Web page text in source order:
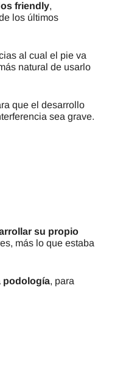
friendly,
los últimos
al cual el pie va
natural de usarlo
que el desarrollo
sea grave.
su propio
más lo que estaba
podología, para